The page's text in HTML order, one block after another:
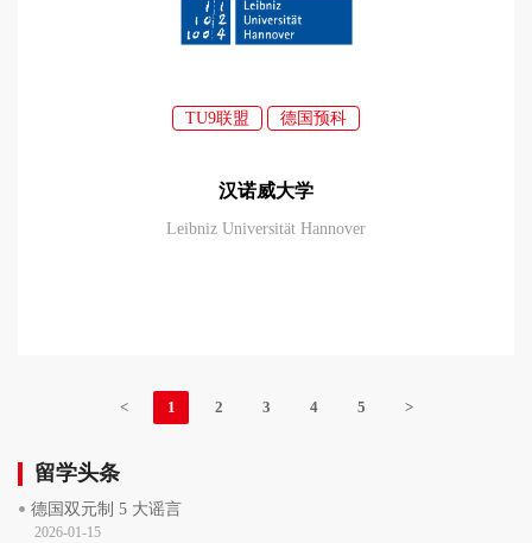
TU9联盟 德国预科
汉诺威大学
Leibniz Universität Hannover
< 1 2 3 4 5 >
留学头条
• 德国双元制 5 大谣言
2026-01-15